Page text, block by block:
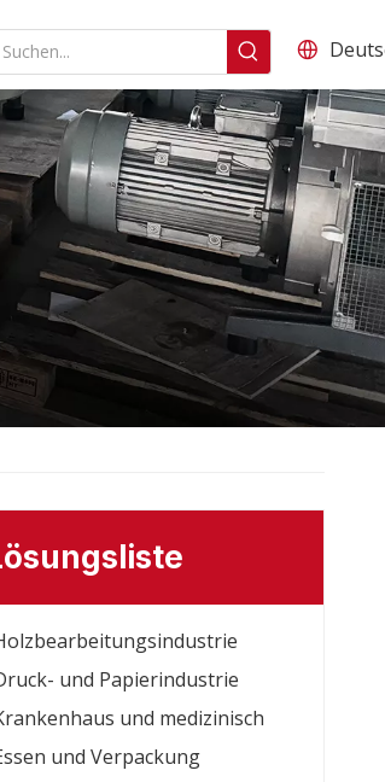
und Papierindustrie
und medizinisch
und Verpackung